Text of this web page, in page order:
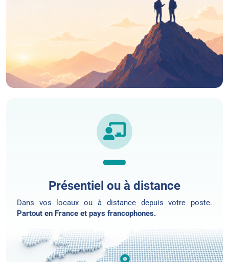
Présentiel ou à distance
Dans vos locaux ou à distancedepuis votre poste.
Partout en France et pays francophones.